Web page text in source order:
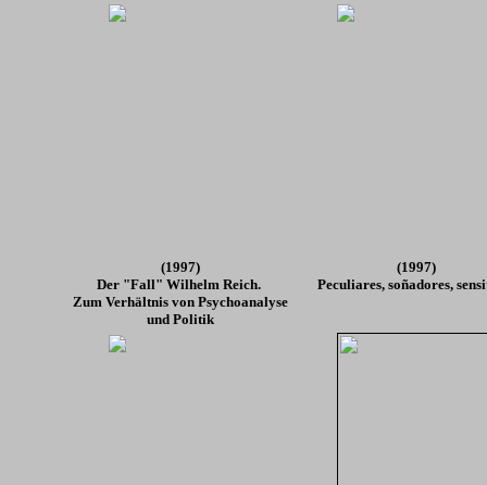
(1997)
Der "Fall" Wilhelm Reich.
Zum Verhältnis von Psychoanalyse
und Politik
(1997)
Peculiares, soñadores,